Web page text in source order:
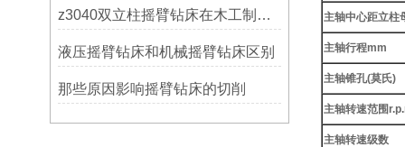
z3040双立柱摇臂钻床在木工制作中的应用
液压摇臂钻床和机械摇臂钻床区别
那些原因影响摇臂钻床的切削
主轴中心距立柱
主轴行程mm
主轴锥孔(莫氏)
主轴转速范围
主轴转速级数